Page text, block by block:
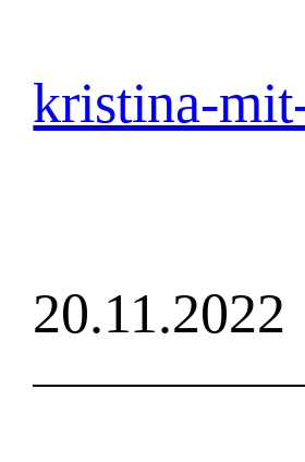
springen
kristina-
20.11.2022